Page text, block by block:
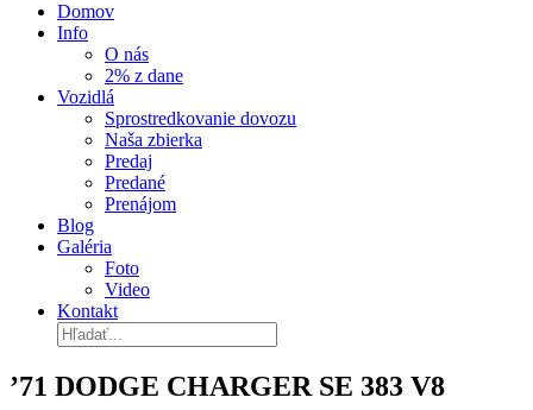
Domov
Info
O nás
2% z dane
Vozidlá
Sprostredkovanie dovozu
Naša zbierka
Predaj
Predané
Prenájom
Blog
Galéria
Foto
Video
Kontakt
’71 DODGE CHARGER SE 383 V8